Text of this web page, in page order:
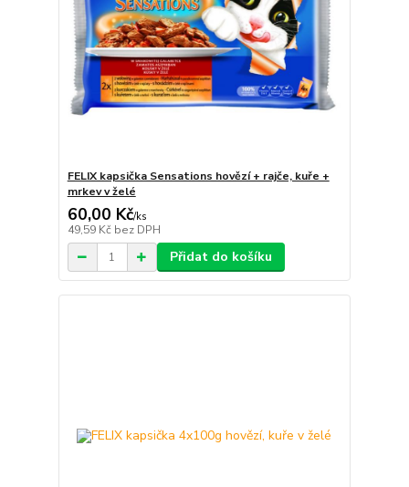
FELIX kapsička Sensations hovězí + rajče, kuře +
mrkev v želé
60,00 Kč/ks
49,59 Kč bez DPH
Přidat do košíku